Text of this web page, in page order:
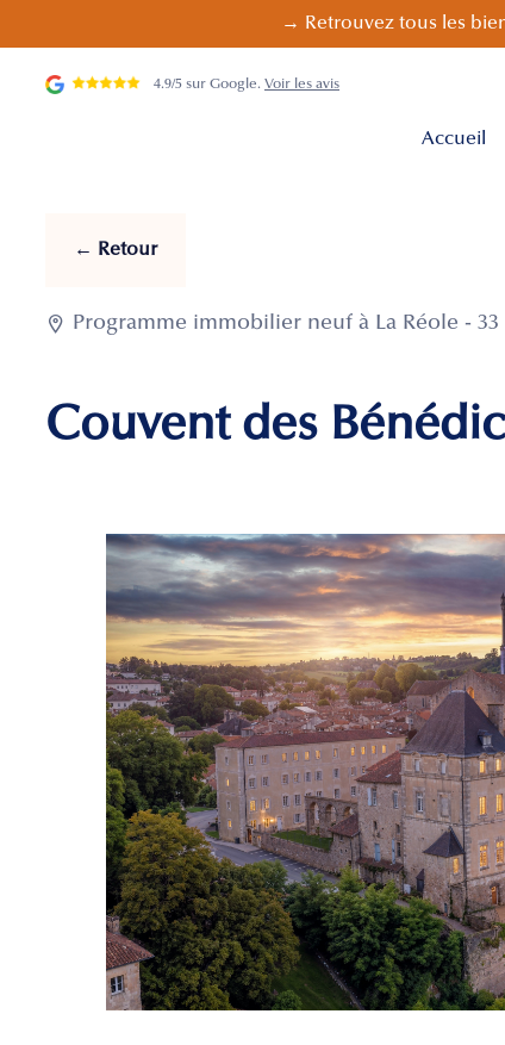
→ Retrouvez tous les
4.9/5 sur Google. Voir les avis
Accueil
← Retour
 Programme immobilier neuf à La Réole - 33
Couvent des